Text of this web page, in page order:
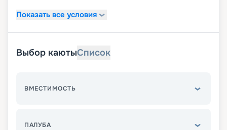
Показать все условия
Выбор каютыСписок
ВМЕСТИМОСТЬ
ПАЛУБА